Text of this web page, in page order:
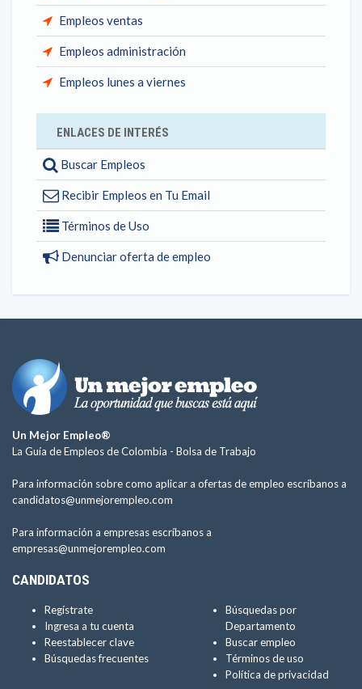
Empleos ventas
Empleos administración
Empleos lunes a viernes
ENLACES DE INTERÉS
Buscar Empleos
Recibir Empleos en Tu Email
Términos de Uso
Denunciar oferta de empleo
Un Mejor Empleo®
La Guía de Empleos de Colombia - Bolsa de Trabajo
Para información sobre como aplicar a ofertas de empleo escríbanos a
candidatos@unmejorempleo.com
Para información a empresas escríbanos a
empresas@unmejorempleo.com
CANDIDATOS
Regístrate
Ingresa a tu cuenta
Reestablecer clave
Búsquedas frecuentes
Búsquedas por
Departamento
Buscar empleo
Términos de uso
Política de privacidad